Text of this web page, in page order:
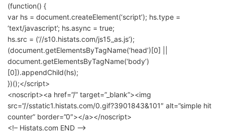
(function() {
var hs = document.createElement(‘script’); hs.type =
‘text/javascript’; hs.async = true;
hs.src = (‘//s10.histats.com/js15_as.js’);
(document.getElementsByTagName(‘head’)[0] ||
document.getElementsByTagName(‘body’)
[0]).appendChild(hs);
})();</script>
<noscript><a href=”/” target=”_blank”><img
src=”//sstatic1.histats.com/0.gif?3901843&101″ alt=”simple hit
counter” border=”0″></a></noscript>
<!– Histats.com END –>